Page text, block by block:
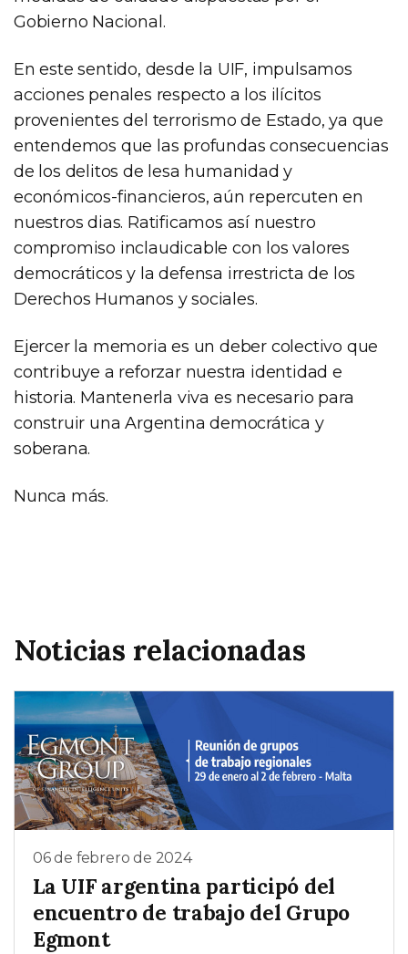
Gobierno Nacional.
En este sentido, desde la UIF, impulsamos
acciones penales respecto a los ilícitos
provenientes del terrorismo de Estado, ya que
entendemos que las profundas consecuencias
de los delitos de lesa humanidad y
económicos-financieros, aún repercuten en
nuestros dias. Ratificamos así nuestro
compromiso inclaudicable con los valores
democráticos y la defensa irrestricta de los
Derechos Humanos y sociales.
Ejercer la memoria es un deber colectivo que
contribuye a reforzar nuestra identidad e
historia. Mantenerla viva es necesario para
construir una Argentina democrática y
soberana.
Nunca más.
Noticias relacionadas
06 de febrero de 2024
La UIF argentina participó del
encuentro de trabajo del Grupo
Egmont